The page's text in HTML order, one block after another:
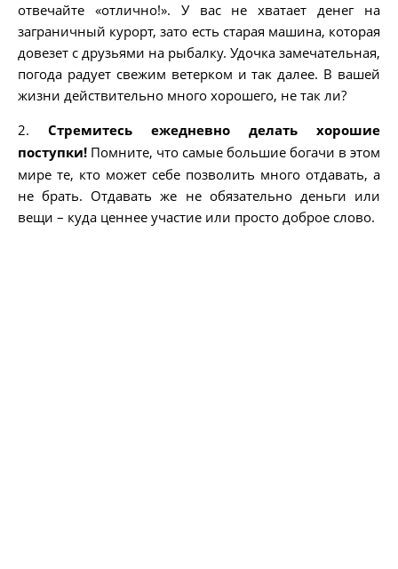
отвечайте «отлично!». У вас не хватает денег на
заграничный курорт, зато есть старая машина, которая
довезет с друзьями на рыбалку. Удочка замечательная,
погода радует свежим ветерком и так далее. В вашей
жизни действительно много хорошего, не так ли?
2. Стремитесь ежедневно делать хорошие
поступки! Помните, что самые большие богачи в этом
мире те, кто может себе позволить много отдавать, а
не брать. Отдавать же не обязательно деньги или
вещи – куда ценнее участие или просто доброе слово.